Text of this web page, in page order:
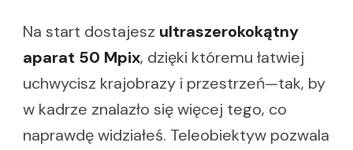
Na start dostajesz ultraszerokokątny
aparat 50 Mpix, dzięki któremu łatwiej
uchwycisz krajobrazy i przestrzeń—tak, by
w kadrze znalazło się więcej tego, co
naprawdę widziałeś. Teleobiektyw pozwala